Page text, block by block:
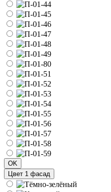
OK
Цвет 1 фасад